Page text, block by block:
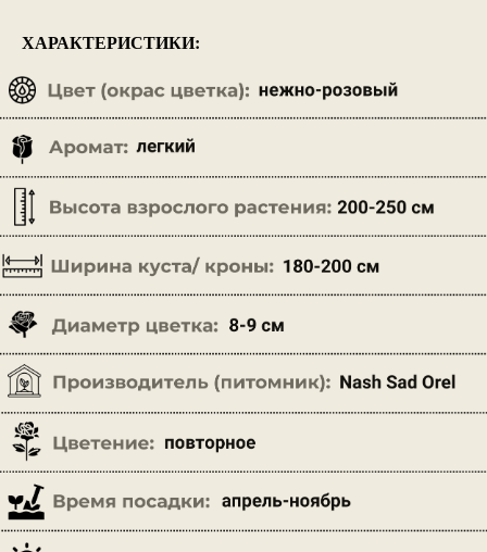
ХАРАКТЕРИСТИКИ: